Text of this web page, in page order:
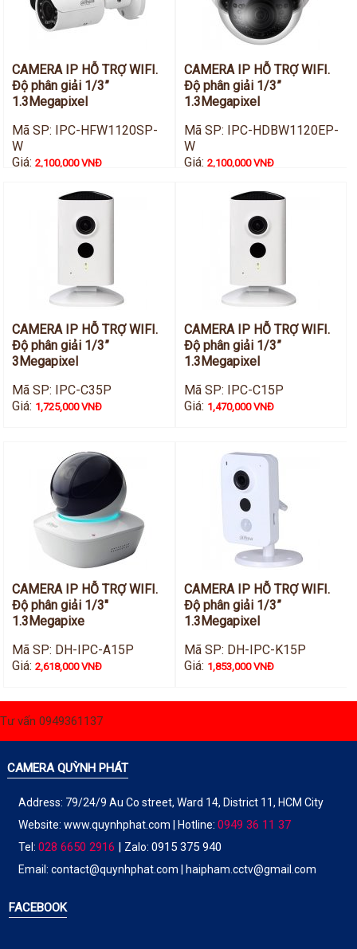
CAMERA IP HỖ TRỢ WIFI.
Độ phân giải 1/3”
1.3Megapixel
Mã SP: IPC-HFW1120SP-
W
Giá:2,100,000 VNĐ
CAMERA IP HỖ TRỢ WIFI.
Độ phân giải 1/3”
1.3Megapixel
Mã SP: IPC-HDBW1120EP-
W
Giá: 2,100,000 VNĐ
CAMERA IP HỖ TRỢ WIFI.
Độ phân giải 1/3”
3Megapixel
Mã SP: IPC-C35P
Giá: 1,725,000 VNĐ
CAMERA IP HỖ TRỢ WIFI.
Độ phân giải 1/3”
1.3Megapixel
Mã SP: IPC-C15P
Giá: 1,470,000 VNĐ
CAMERA IP HỖ TRỢ WIFI.
Độ phân giải 1/3"
1.3Megapixe
Mã SP: DH-IPC-A15P
Giá:2,618,000 VNĐ
CAMERA IP HỖ TRỢ WIFI.
Độ phân giải 1/3”
1.3Megapixel
Mã SP: DH-IPC-K15P
Giá: 1,853,000 VNĐ
Tư vấn 0949361137
CAMERA QUỲNH PHÁT
Address: 79/24/9 Au Co street, Ward 14, District 11, HCM City
Website: www.quynhphat.com | Hotline: 0949 36 11 37
Tel: 028 6650 2916 | Zalo: 0915 375 940
Email: contact@quynhphat.com | haipham.cctv@gmail.com
FACEBOOK